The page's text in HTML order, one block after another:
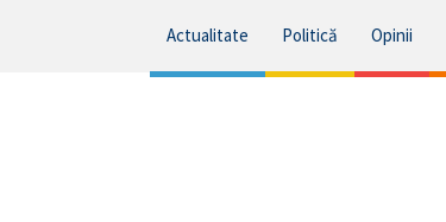
Actualitate Politică Opinii